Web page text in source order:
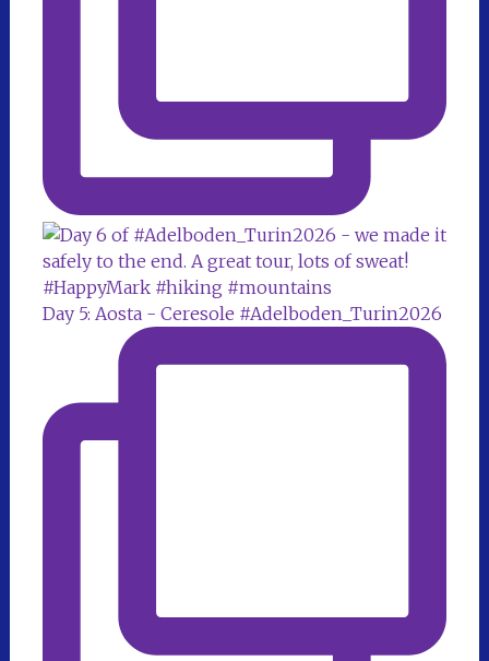
Day 5: Aosta - Ceresole #Adelboden_Turin2026